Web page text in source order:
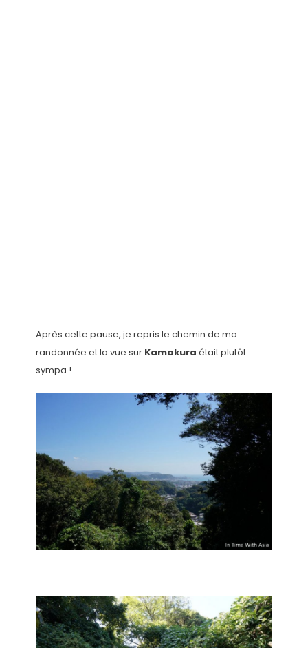
Après cette pause, je repris le chemin de ma
randonnée et la vue sur Kamakura était plutôt
sympa !